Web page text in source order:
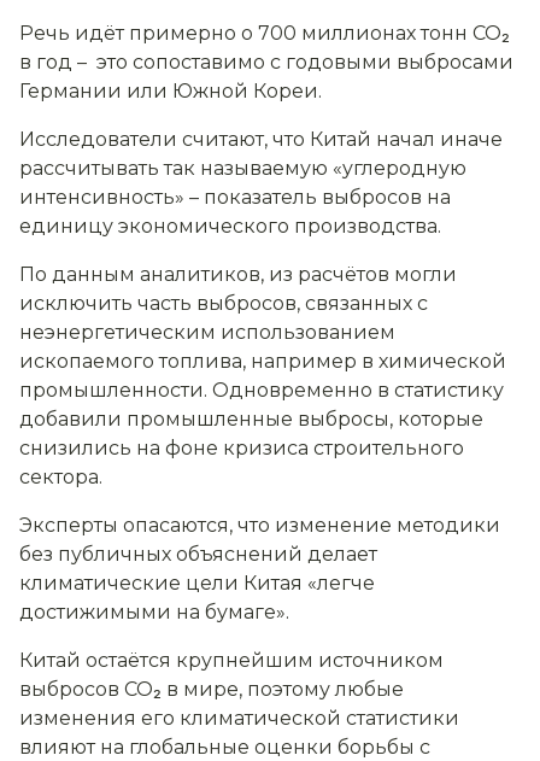
Речь идёт примерно о 700 миллионах тонн CO₂
в год – это сопоставимо с годовыми выбросами
Германии или Южной Кореи.
Исследователи считают, что Китай начал иначе
рассчитывать так называемую «углеродную
интенсивность» – показатель выбросов на
единицу экономического производства.
По данным аналитиков, из расчётов могли
исключить часть выбросов, связанных с
неэнергетическим использованием
ископаемого топлива, например в химической
промышленности. Одновременно в статистику
добавили промышленные выбросы, которые
снизились на фоне кризиса строительного
сектора.
Эксперты опасаются, что изменение методики
без публичных объяснений делает
климатические цели Китая «легче
достижимыми на бумаге».
Китай остаётся крупнейшим источником
выбросов CO₂ в мире, поэтому любые
изменения его климатической статистики
влияют на глобальные оценки борьбы с